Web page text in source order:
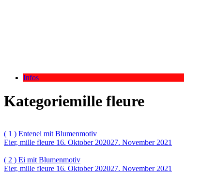
Infos
Kategoriemille fleure
( 1 ) Entenei mit Blumenmotiv
Eier, mille fleure 16. Oktober 202027. November 2021
( 2 ) Ei mit Blumenmotiv
Eier, mille fleure 16. Oktober 202027. November 2021